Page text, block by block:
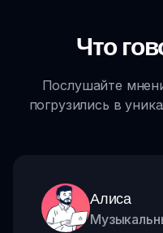
Что
Послушайте
погрузились в
Алиса